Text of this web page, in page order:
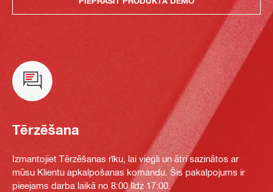
Tērzēšana
Izmantojiet Tērzēšanas rīku, lai viegli un ātri sazinātos ar
mūsu Klientu apkalpošanas komandu. Šis pakalpojums ir
pieejams darba laikā no 8:00 līdz 17:00.